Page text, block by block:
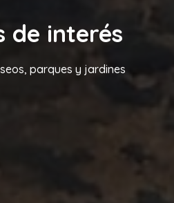
de interés
parques y jardines